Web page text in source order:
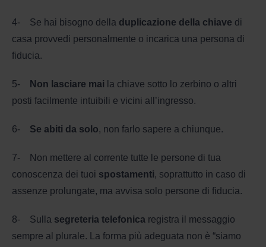
4- Se hai bisogno della duplicazione della chiave di
casa provvedi personalmente o incarica una persona di
fiducia.
5- Non lasciare mai la chiave sotto lo zerbino o altri
posti facilmente intuibili e vicini all’ingresso.
6- Se abiti da solo, non farlo sapere a chiunque.
7- Non mettere al corrente tutte le persone di tua
conoscenza dei tuoi spostamenti, soprattutto in caso di
assenze prolungate, ma avvisa solo persone di fiducia.
8- Sulla segreteria telefonica registra il messaggio
sempre al plurale. La forma più adeguata non è “siamo